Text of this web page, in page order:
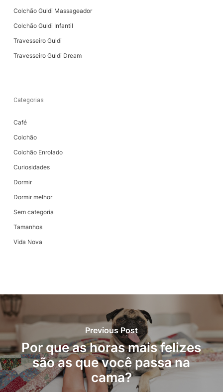
Colchão Guldi Massageador
Colchão Guldi Infantil
Travesseiro Guldi
Travesseiro Guldi Dream
Categorias
Café
Colchão
Colchão Enrolado
Curiosidades
Dormir
Dormir melhor
Sem categoria
Tamanhos
Vida Nova
Previous Post
Por que as horas mais felizes
são as que você passa na
cama?